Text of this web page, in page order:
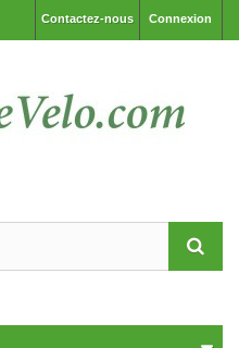
Connexion
Contactez-nous